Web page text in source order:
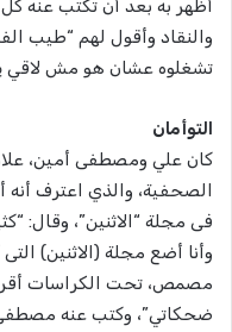
أظهر به بعد أن تكتب عنه
والنقاد وأقول لهم “طيب
تشغلوه عشان هو مش لاقي
التوأمان
كان علي ومصطفى أمين،
الصحفية، والذي اعترف أنه
فى مجلة “الاثنين”، وقال:
وأنا أضع مجلة (الاثنين)
مصمص، تحت الكراسات
ضحكاتي”، وكتب عنه مصطفى